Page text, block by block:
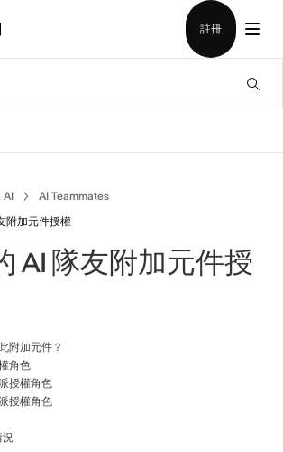
註冊
AI AI Teammates
附加元件授權
AI 隊友附加元件授
附加元件？
角色
授權角色
授權角色